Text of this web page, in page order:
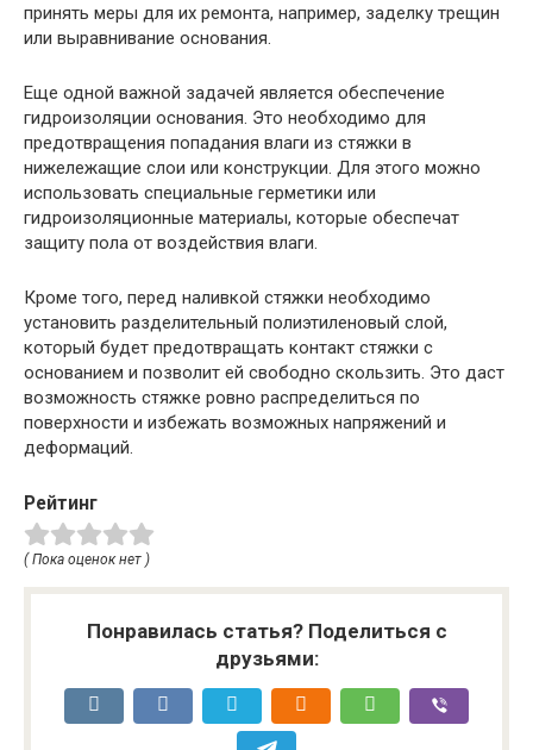
принять меры для их ремонта, например, заделку трещин
или выравнивание основания.
Еще одной важной задачей является обеспечение
гидроизоляции основания. Это необходимо для
предотвращения попадания влаги из стяжки в
нижележащие слои или конструкции. Для этого можно
использовать специальные герметики или
гидроизоляционные материалы, которые обеспечат
защиту пола от воздействия влаги.
Кроме того, перед наливкой стяжки необходимо
установить разделительный полиэтиленовый слой,
который будет предотвращать контакт стяжки с
основанием и позволит ей свободно скользить. Это даст
возможность стяжке ровно распределиться по
поверхности и избежать возможных напряжений и
деформаций.
Рейтинг
( Пока оценок нет )
Понравилась статья? Поделиться с
друзьями: